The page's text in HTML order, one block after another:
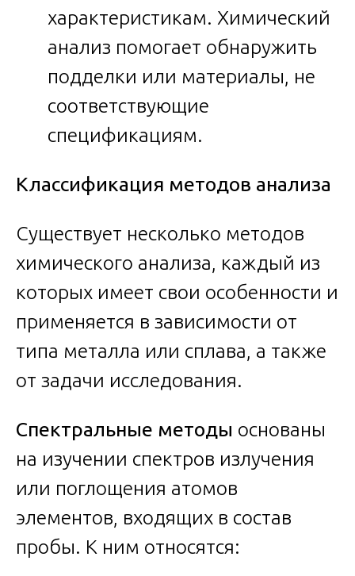
характеристикам. Химический
анализ помогает обнаружить
подделки или материалы, не
соответствующие
спецификациям.
Классификация методов анализа
Существует несколько методов
химического анализа, каждый из
которых имеет свои особенности и
применяется в зависимости от
типа металла или сплава, а также
от задачи исследования.
Спектральные методы основаны
на изучении спектров излучения
или поглощения атомов
элементов, входящих в состав
пробы. К ним относятся: